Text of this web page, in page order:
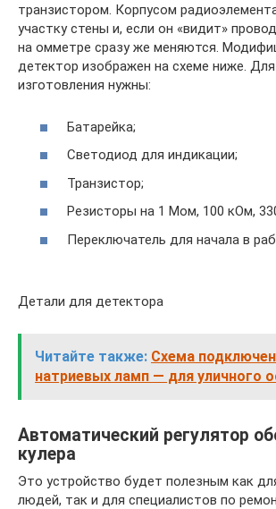
транзистором. Корпусом
участку стены и, если он «видит»
на омметре сразу же меняются.
детектор изображен на схеме ниже. Для
изготовления нужны:
Батарейка;
Светодиод для индикации;
Транзистор;
Резисторы на 1 Мом, 100 кОм,
Переключатель для начала в
Детали для детектора
Читайте также: Схема
натриевых ламп — для уличного
Автоматический регулятор
кулера
Это устройство будет полезным как
людей, так и для специалистов по